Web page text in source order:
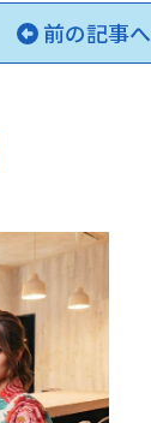
前の記事へ